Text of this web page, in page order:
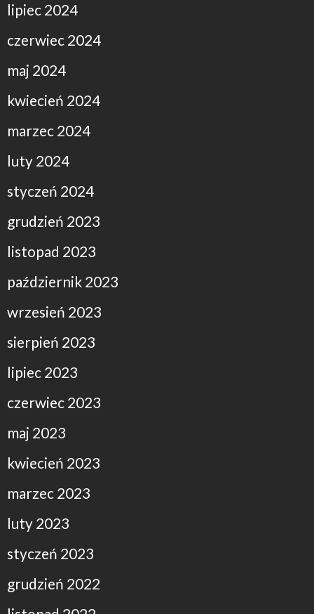
lipiec 2024
czerwiec 2024
maj 2024
kwiecień 2024
marzec 2024
luty 2024
styczeń 2024
grudzień 2023
listopad 2023
październik 2023
wrzesień 2023
sierpień 2023
lipiec 2023
czerwiec 2023
maj 2023
kwiecień 2023
marzec 2023
luty 2023
styczeń 2023
grudzień 2022